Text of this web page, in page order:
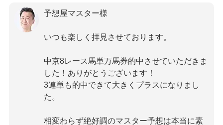
予想屋マスター様
いつも楽しく拝見させております。
中京8レース馬単万馬券的中させていただきま
した！ありがとうございます！
3連単も的中できて大きくプラスになりまし
た。
相変わらず絶好調のマスター予想は本当に素